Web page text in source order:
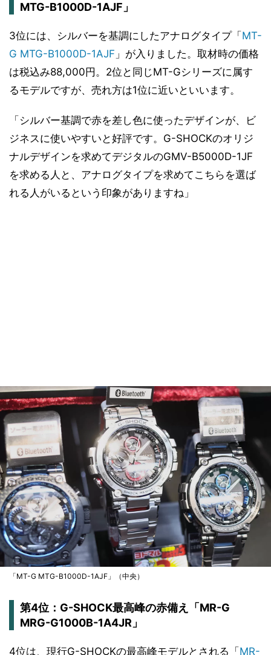
MTG-B1000D-1AJF」
3位には、シルバーを基調にしたアナログタイプ「 MT-
G MTG-B1000D-1AJF 」が入りました。取材時の価格
は税込み88,000円。2位と同じMT-Gシリーズに属す
るモデルですが、売れ方は1位に近いといいます。
「シルバー基調で赤を差し色に使ったデザインが、ビ
ジネスに使いやすいと好評です。G-SHOCKのオリジ
ナルデザインを求めてデジタルのGMV-B5000D-1JF
を求める人と、アナログタイプを求めてこちらを選ば
れる人がいるという印象がありますね」
「MT-G MTG-B1000D-1AJF」（中央）
第4位：G-SHOCK最高峰の赤備え「MR-G
MRG-G1000B-1A4JR」
4位は、現行G-SHOCKの最高峰モデルとされる「MR-